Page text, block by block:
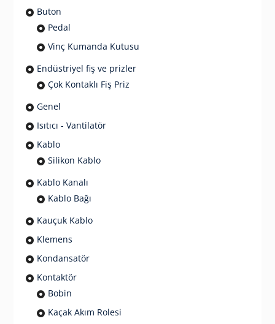
Buton
Pedal
Vinç Kumanda Kutusu
Endüstriyel fiş ve prizler
Çok Kontaklı Fiş Priz
Genel
Isıtıcı - Vantilatör
Kablo
Silikon Kablo
Kablo Kanalı
Kablo Bağı
Kauçuk Kablo
Klemens
Kondansatör
Kontaktör
Bobin
Kaçak Akım Rolesi